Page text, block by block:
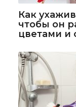
Как
чтобы он
цветами и